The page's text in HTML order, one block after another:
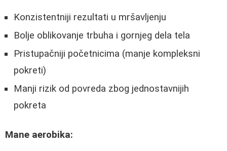
Konzistentniji rezultati u mršavljenju
Bolje oblikovanje trbuha i gornjeg dela tela
Pristupačniji početnicima (manje kompleksni
pokreti)
Manji rizik od povreda zbog jednostavnijih
pokreta
Mane aerobika: